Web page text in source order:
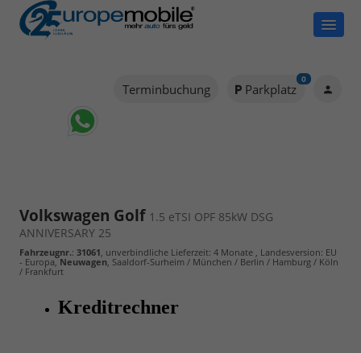
Terminbuchung Parkplatz
0
Volkswagen Golf 1.5 eTSI OPF 85kW DSG
ANNIVERSARY 25
Fahrzeugnr.: 31061, unverbindliche Lieferzeit: 4 Monate , Landesversion: EU
- Europa,Neuwagen, Saaldorf-Surheim / München / Berlin / Hamburg / Köln
/ Frankfurt